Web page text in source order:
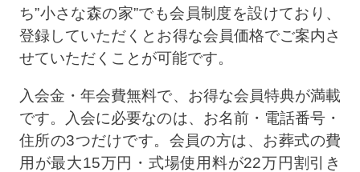
ち”小さな森の家”でも会員制度を設けており、
登録していただくとお得な会員価格でご案内さ
せていただくことが可能です。
入会金・年会費無料で、お得な会員特典が満載
です。入会に必要なのは、お名前・電話番号・
住所の3つだけです。会員の方は、お葬式の費
用が最大15万円・式場使用料が22万円割引き